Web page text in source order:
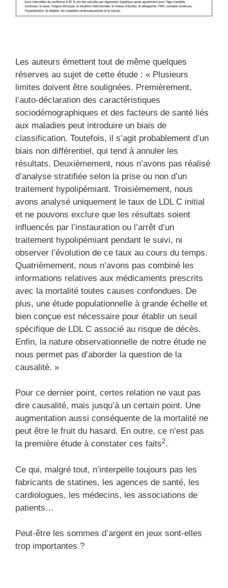
Les auteurs émettent tout de même quelques
réserves au sujet de cette étude : « Plusieurs
limites doivent être soulignées. Premièrement,
l’auto-déclaration des caractéristiques
sociodémographiques et des facteurs de santé liés
aux maladies peut introduire un biais de
classification. Toutefois, il s’agit probablement d’un
biais non différentiel, qui tend à annuler les
résultats. Deuxièmement, nous n’avons pas réalisé
d’analyse stratifiée selon la prise ou non d’un
traitement hypolipémiant. Troisièmement, nous
avons analysé uniquement le taux de LDL C initial
et ne pouvons exclure que les résultats soient
influencés par l’instauration ou l’arrêt d’un
traitement hypolipémiant pendant le suivi, ni
observer l’évolution de ce taux au cours du temps.
Quatrièmement, nous n’avons pas combiné les
informations relatives aux médicaments prescrits
avec la mortalité toutes causes confondues. De
plus, une étude populationnelle à grande échelle et
bien conçue est nécessaire pour établir un seuil
spécifique de LDL C associé au risque de décès.
Enfin, la nature observationnelle de notre étude ne
nous permet pas d’aborder la question de la
causalité. »
Pour ce dernier point, certes relation ne vaut pas
dire causalité, mais jusqu’à un certain point. Une
augmentation aussi conséquente de la mortalité ne
peut être le fruit du hasard. En outre, ce n’est pas
la première étude à constater ces faits2.
Ce qui, malgré tout, n’interpelle toujours pas les
fabricants de statines, les agences de santé, les
cardiologues, les médecins, les associations de
patients…
Peut-être les sommes d’argent en jeux sont-elles
trop importantes ?